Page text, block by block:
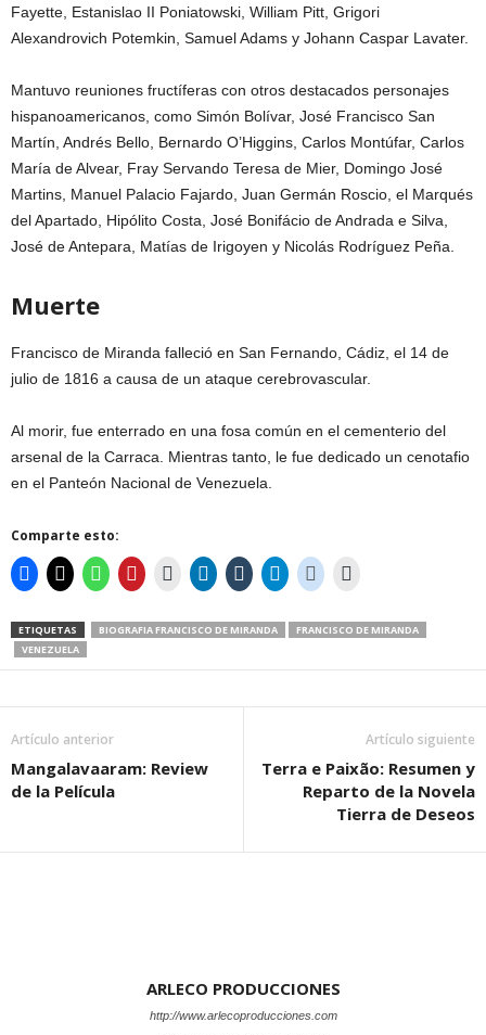
Fayette, Estanislao II Poniatowski, William Pitt, Grigori
Alexandrovich Potemkin, Samuel Adams y Johann Caspar Lavater.
Mantuvo reuniones fructíferas con otros destacados personajes
hispanoamericanos, como Simón Bolívar, José Francisco San
Martín, Andrés Bello, Bernardo O’Higgins, Carlos Montúfar, Carlos
María de Alvear, Fray Servando Teresa de Mier, Domingo José
Martins, Manuel Palacio Fajardo, Juan Germán Roscio, el Marqués
del Apartado, Hipólito Costa, José Bonifácio de Andrada e Silva,
José de Antepara, Matías de Irigoyen y Nicolás Rodríguez Peña.
Muerte
Francisco de Miranda falleció en San Fernando, Cádiz, el 14 de
julio de 1816 a causa de un ataque cerebrovascular.
Al morir, fue enterrado en una fosa común en el cementerio del
arsenal de la Carraca. Mientras tanto, le fue dedicado un cenotafio
en el Panteón Nacional de Venezuela.
Comparte esto:
ETIQUETAS BIOGRAFIA FRANCISCO DE MIRANDA
FRANCISCO DE MIRANDA
VENEZUELA
Artículo anterior
Mangalavaaram: Review
de la Película
Artículo siguiente
Terra e Paixão: Resumen y
Reparto de la Novela
Tierra de Deseos
ARLECO PRODUCCIONES
http://www.arlecoproducciones.com